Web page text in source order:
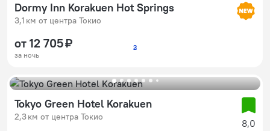
Dormy Inn Korakuen Hot Springs
3,1 км от центра Токио
от 12 705 ₽
за ночь
Tokyo Green Hotel Korakuen
2,3 км от центра Токио
8,0
2
3